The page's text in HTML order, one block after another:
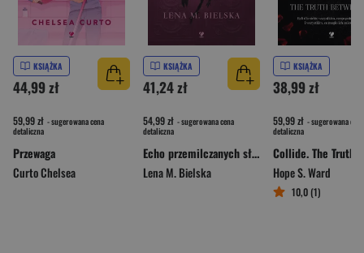
KSIĄŻKA
44,99 zł
59,99 zł - sugerowana cena
detaliczna
Przewaga
Curto Chelsea
KSIĄŻKA
41,24 zł
54,99 zł - sugerowana cena
detaliczna
Echo przemilczanych słów
Lena M. Bielska
KSIĄŻKA
38,99 zł
59,99 zł - sugerowana cena
detaliczna
Hope S. Ward
10,0 (1)